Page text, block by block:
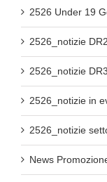
2526 Under 19
2526_notizie DR2
2526_notizie DR3
2526_notizie in
2526_notizie
News